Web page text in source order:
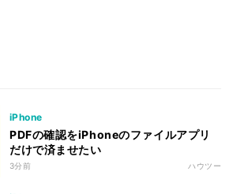
iPhone
PDFの確認をiPhoneのファイルアプリ
だけで済ませたい
3分前 ハウツー